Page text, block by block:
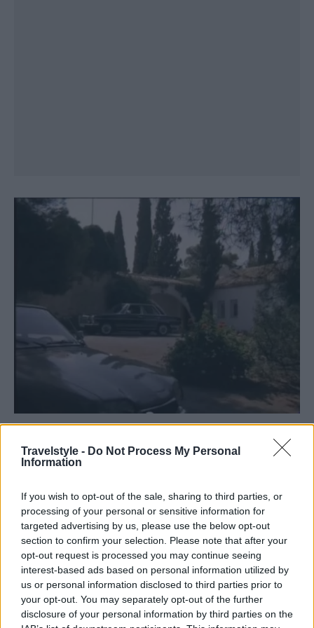
Travelstyle - Do Not Process My Personal
Information
If you wish to opt-out of the sale, sharing to third parties, or
processing of your personal or sensitive information for
targeted advertising by us, please use the below opt-out
section to confirm your selection. Please note that after your
opt-out request is processed you may continue seeing
interest-based ads based on personal information utilized by
us or personal information disclosed to third parties prior to
your opt-out. You may separately opt-out of the further
disclosure of your personal information by third parties on the
στην Παλλήνη, σε μια εκπληκτική βίλα 70
δυο φορές και δυο φορές ματαιώθηκε. Και τις δύο
όμως έγινε στον κήπο της βίλας με την πισίνα, που
όλοι θυμούνται από τις αμέτρητες φορές που έχουν
δει την ταινία. Η ίδια βίλα από την οποία την πρώτη
φορά η Αλίκη Βουγιουκλάκη προσπάθησε να
δραπετεύσει από το παράθυρο και τη δεύτερη